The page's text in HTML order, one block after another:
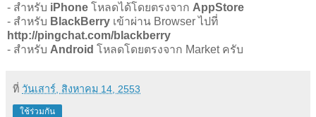
- สำหรับ iPhone โหลดได้โดยตรงจาก AppStore
- สำหรับ BlackBerry เข้าผ่าน Browser ไปที่
http://pingchat.com/blackberry
- สำหรับ Android โหลดโดยตรงจาก Market ครับ
ที่ วันเสาร์, สิงหาคม 14, 2553
ใช้ร่วมกัน